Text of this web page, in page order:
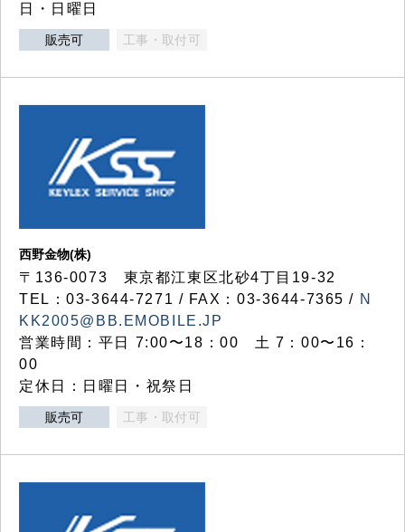
日・日曜日
販売可 工事・取付可
西野金物(株)
〒136-0073 東京都江東区北砂4丁目19-32
TEL：03‐3644‐7271 / FAX：03-3644-7365 / N
KK2005@BB.EMOBILE.JP
営業時間：平日 7:00〜18：00 土 7：00〜16：
00
定休日：日曜日・祝祭日
販売可 工事・取付可